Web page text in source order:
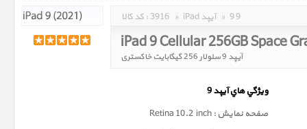
کد کالا : 3916 » iPad آیپد » 9 9
iPad 9 Cellular 256GB Space
آیپد 9 سلولار 256 گیگابایت خاکستری
ويژگي هاي آيپد 9
صفحه نمايش : Retina 10.2 inch